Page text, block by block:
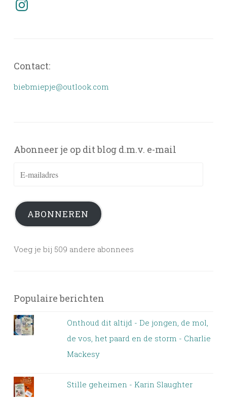
Contact:
biebmiepje@outlook.com
Abonneer je op dit blog d.m.v. e-mail
ABONNEREN
Voeg je bij 509 andere abonnees
Populaire berichten
Onthoud dit altijd - De jongen, de mol,
de vos, het paard en de storm - Charlie
Mackesy
Stille geheimen - Karin Slaughter